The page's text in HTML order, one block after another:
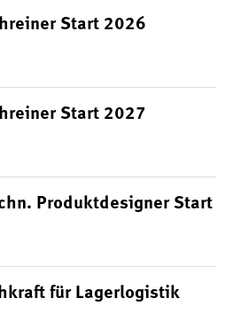
Start 2026
Start 2027
Produktdesigner Start
für Lagerlogistik